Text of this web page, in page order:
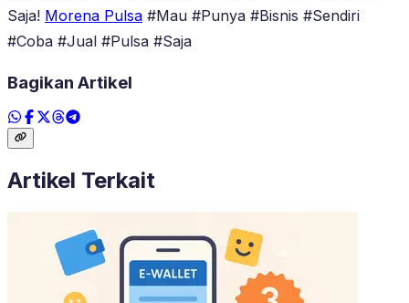
Saja! Morena Pulsa #Mau #Punya #Bisnis #Sendiri
#Coba #Jual #Pulsa #Saja
Bagikan Artikel
Artikel Terkait